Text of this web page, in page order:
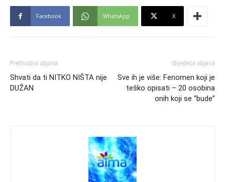
Facebook WhatsApp X
Prethodna objava
Shvati da ti NITKO NIŠTA nije
DUŽAN
Slijedeća objava
Sve ih je više: Fenomen koji je
teško opisati – 20 osobina
onih koji se “bude”